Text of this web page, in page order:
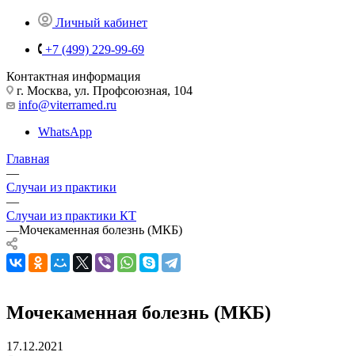
Личный кабинет
+7 (499) 229-99-69
Контактная информация
г. Москва, ул. Профсоюзная, 104
info@viterramed.ru
WhatsApp
Главная
—
Случаи из практики
—
Случаи из практики КТ
—Мочекаменная болезнь (МКБ)
Мочекаменная болезнь (МКБ)
17.12.2021